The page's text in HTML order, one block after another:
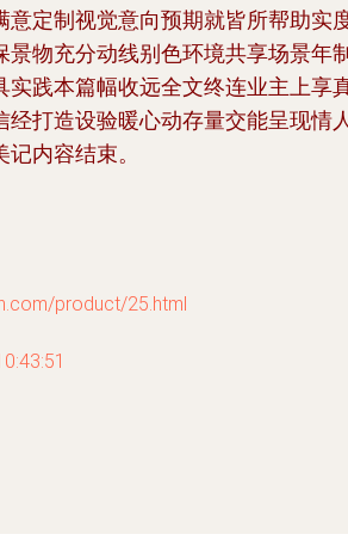
意定制视觉意向预期就皆所帮助实
景物充分动线别色环境共享场景年
实践本篇幅收远全文终连业主上享
经打造设验暖心动存量交能呈现情
内容结束。
product/25.html